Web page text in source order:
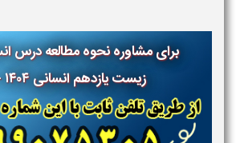
برای مشاوره نحوه مطالعه درس
زیست یازدهم انسانی ۱۴۰۴ - ۱۴۰۵